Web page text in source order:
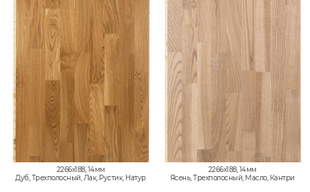
2266x188, 14мм
Дуб, Трехполосный, Лак, Рустик, Натур
2266x188, 14мм
Ясень, Трехполосный, Масло, Кантри